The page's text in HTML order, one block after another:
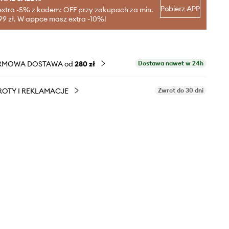
-5% z kodem: OFF przy zakupach za min.
zł. W appce masz extra -10%!
Pobierz APP
DOSTAWA od 280 zł Dostawa nawet w 24h
I REKLAMACJE Zwrot do 30 dni